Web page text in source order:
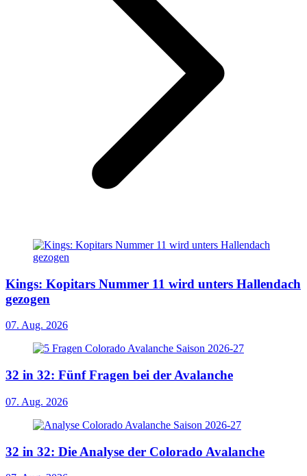
Kings: Kopitars Nummer 11 wird unters Hallendach
gezogen
07. Aug. 2026
32 in 32: Fünf Fragen bei der Avalanche
07. Aug. 2026
32 in 32: Die Analyse der Colorado Avalanche